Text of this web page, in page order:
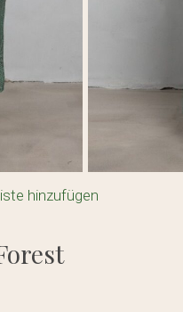
hinzufügen